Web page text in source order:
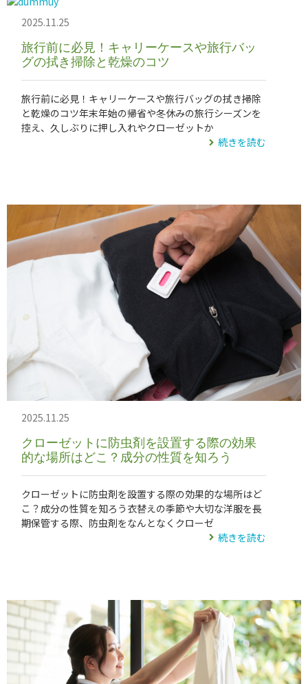
旅行前に必見！キャリーケースや旅行バッ
グの拭き掃除と乾燥のコツ
2025.11.25
旅行前に必見！キャリーケースや旅行バッグの拭き掃除
と乾燥のコツ年末年始の帰省や冬休みの旅行シーズンを
控え、久しぶりに押し入れやクローゼットか
続きを読む
クローゼットに防虫剤を設置する際の効果
的な場所はどこ？成分の性質を知ろう
2025.11.25
クローゼットに防虫剤を設置する際の効果的な場所はど
こ？成分の性質を知ろう衣替えの季節や大切な洋服を長
期保管する際、防虫剤をなんとなくクローゼ
続きを読む